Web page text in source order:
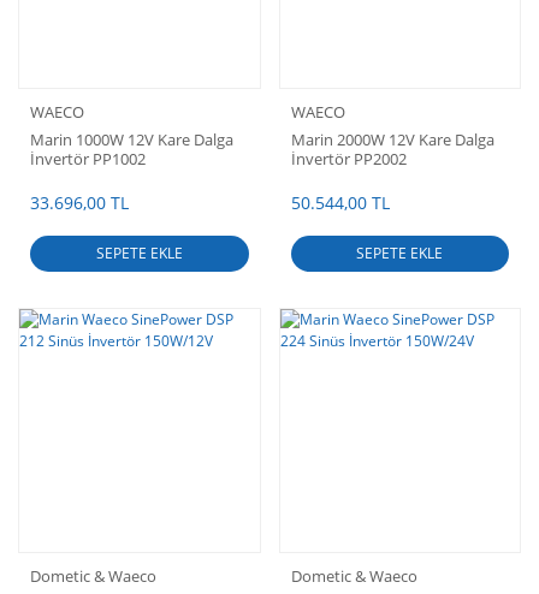
WAECO
Marin 1000W 12V Kare Dalga
İnvertör PP1002
33.696,00 TL
SEPETE EKLE
WAECO
Marin 2000W 12V Kare Dalga
İnvertör PP2002
50.544,00 TL
SEPETE EKLE
Dometic & Waeco
Dometic & Waeco